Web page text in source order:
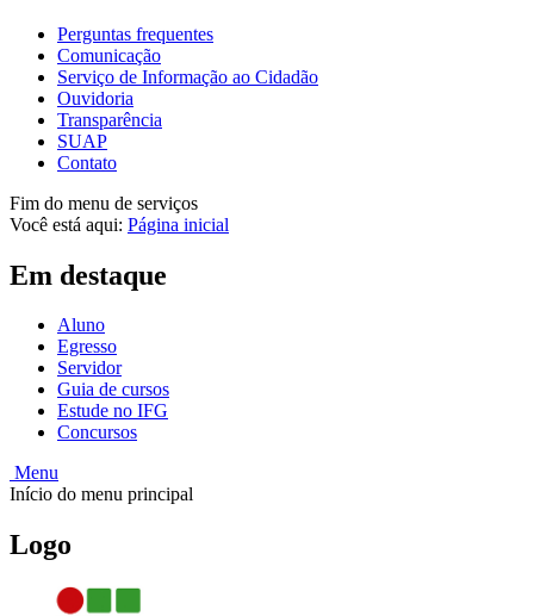
Perguntas frequentes
Comunicação
Serviço de Informação ao Cidadão
Ouvidoria
Transparência
SUAP
Contato
Fim do menu de serviços
Você está aqui: Página inicial
Em destaque
Aluno
Egresso
Servidor
Guia de cursos
Estude no IFG
Concursos
Menu
Início do menu principal
Logo